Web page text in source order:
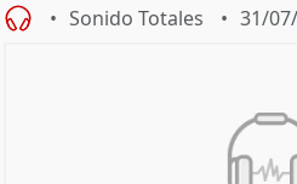
Sonido Totales 31/